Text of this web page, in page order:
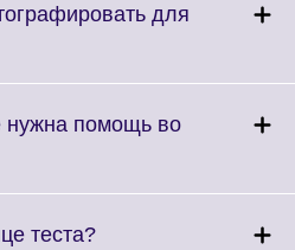
для
нужна помощь во
теста?Click